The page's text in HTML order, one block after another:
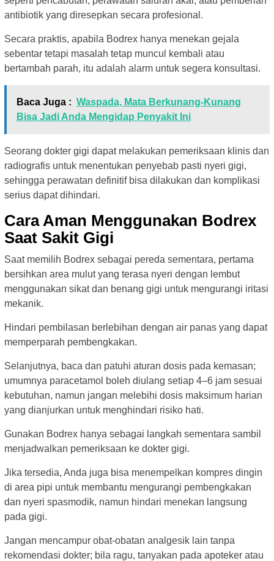
antibiotik yang diresepkan secara profesional.
Secara praktis, apabila Bodrex hanya menekan gejala
sebentar tetapi masalah tetap muncul kembali atau
bertambah parah, itu adalah alarm untuk segera konsultasi.
Baca Juga : Waspada, Mata Berkunang-Kunang
Bisa Jadi Anda Mengidap Penyakit Ini
Seorang dokter gigi dapat melakukan pemeriksaan klinis dan
radiografis untuk menentukan penyebab pasti nyeri gigi,
sehingga perawatan definitif bisa dilakukan dan komplikasi
serius dapat dihindari.
Cara Aman Menggunakan Bodrex
Saat Sakit Gigi
Saat memilih Bodrex sebagai pereda sementara, pertama
bersihkan area mulut yang terasa nyeri dengan lembut
menggunakan sikat dan benang gigi untuk mengurangi iritasi
mekanik.
Hindari pembilasan berlebihan dengan air panas yang dapat
memperparah pembengkakan.
Selanjutnya, baca dan patuhi aturan dosis pada kemasan;
umumnya paracetamol boleh diulang setiap 4–6 jam sesuai
kebutuhan, namun jangan melebihi dosis maksimum harian
yang dianjurkan untuk menghindari risiko hati.
Gunakan Bodrex hanya sebagai langkah sementara sambil
menjadwalkan pemeriksaan ke dokter gigi.
Jika tersedia, Anda juga bisa menempelkan kompres dingin
di area pipi untuk membantu mengurangi pembengkakan
dan nyeri spasmodik, namun hindari menekan langsung
pada gigi.
Jangan mencampur obat-obatan analgesik lain tanpa
rekomendasi dokter; bila ragu, tanyakan pada apoteker atau